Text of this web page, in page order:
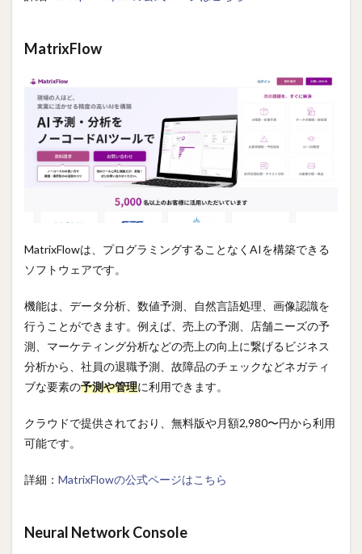
MatrixFlow
MatrixFlowは、プログラミングすることなくAIを構築できる
ソフトウェアです。
機能は、データ分析、数値予測、自然言語処理、画像認識を
行うことができます。例えば、売上の予測、店舗ニーズの予
測、マーケティング分析などの売上の向上に繋げるビジネス
分析から、社員の退職予測、故障品のチェックなどネガティ
ブな要素の予測や管理に利用できます。
クラウドで提供されており、無料版や月額2,980〜円から利用
可能です。
詳細： MatrixFlowの公式ページはこちら
Neural Network Console